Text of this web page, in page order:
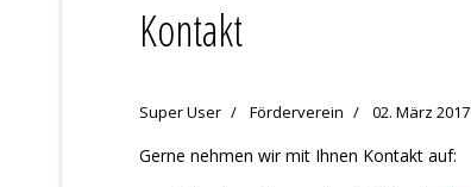
Kontakt
Super User Förderverein 02. März 2017
Gerne nehmen wir mit Ihnen Kontakt auf: